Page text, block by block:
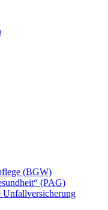
(BGW)
(PAG)
Unfallversicherung